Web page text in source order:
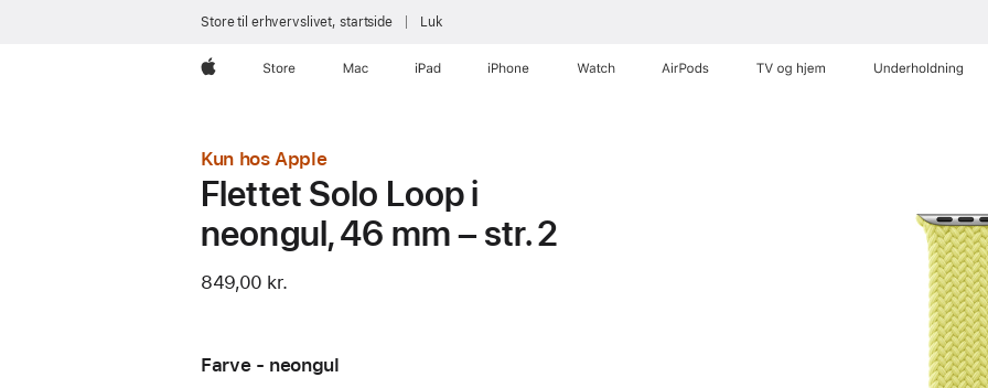
Store til erhvervslivet, startside Luk
AppleStore Mac iPad iPhone Watch AirPods TV og hjem Underholdning
Kun hos Apple
Flettet Solo Loop i
neongul, 46 mm – str. 2
849,00 kr.
Farve - neongul